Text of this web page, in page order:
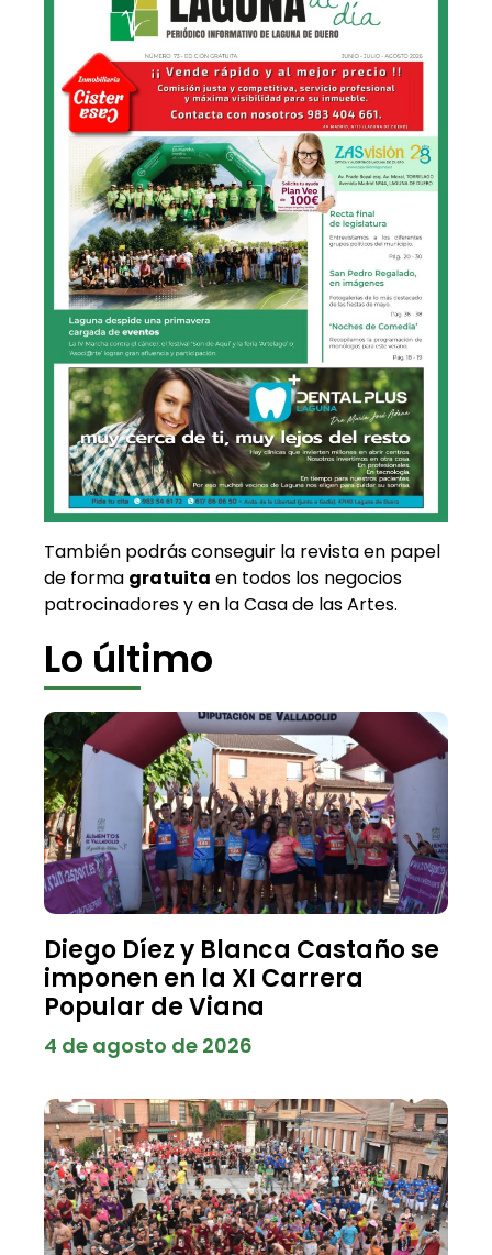
También podrás conseguir la revista en papel
de forma gratuita en todos los negocios
patrocinadores y en la Casa de las Artes.
Lo último
Diego Díez y Blanca Castaño se
imponen en la XI Carrera
Popular de Viana
4 de agosto de 2026